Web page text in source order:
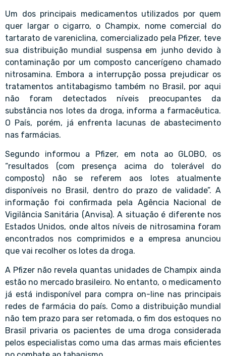
Um dos principais medicamentos utilizados por quem
quer largar o cigarro, o Champix, nome comercial do
tartarato de vareniclina, comercializado pela Pfizer, teve
sua distribuição mundial suspensa em junho devido à
contaminação por um composto cancerígeno chamado
nitrosamina. Embora a interrupção possa prejudicar os
tratamentos antitabagismo também no Brasil, por aqui
não foram detectados níveis preocupantes da
substância nos lotes da droga, informa a farmacêutica.
O País, porém, já enfrenta lacunas de abastecimento
nas farmácias.
Segundo informou a Pfizer, em nota ao GLOBO, os
“resultados (com presença acima do tolerável do
composto) não se referem aos lotes atualmente
disponíveis no Brasil, dentro do prazo de validade”. A
informação foi confirmada pela Agência Nacional de
Vigilância Sanitária (Anvisa). A situação é diferente nos
Estados Unidos, onde altos níveis de nitrosamina foram
encontrados nos comprimidos e a empresa anunciou
que vai recolher os lotes da droga.
A Pfizer não revela quantas unidades de Champix ainda
estão no mercado brasileiro. No entanto, o medicamento
já está indisponível para compra on-line nas principais
redes de farmácia do país. Como a distribuição mundial
não tem prazo para ser retomada, o fim dos estoques no
Brasil privaria os pacientes de uma droga considerada
pelos especialistas como uma das armas mais eficientes